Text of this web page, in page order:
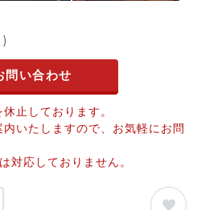
問い合わせ
止しております。
いたしますので、お気軽にお問
対応しておりません。